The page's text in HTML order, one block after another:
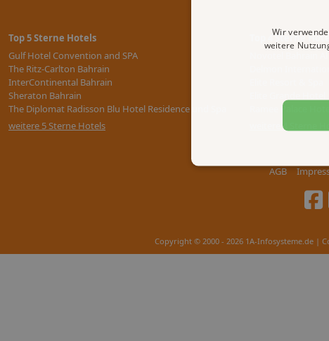
Top 5 Sterne Hotels
Gulf Hotel Convention and SPA
The Ritz-Carlton Bahrain
InterContinental Bahrain
Sheraton Bahrain
The Diplomat Radisson Blu Hotel Residence und Spa
weitere 5 Sterne Hotels
Top 4 Sterne
Novotel Bahrain
Ramee Palace
weitere 4 Sterne
AGB
Copyright © 2000 - 2026 1A-Infosysteme.de |
Wir
weitere